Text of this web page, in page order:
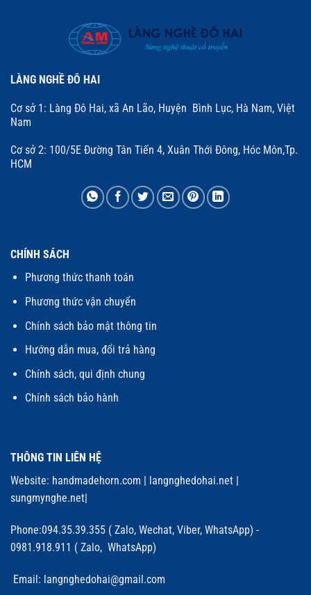
LÀNG NGHỀ ĐÔ HAI
Cơ sở 1: Làng Đô Hai, xã An Lão, Huyện Bình Lục, Hà Nam, Việt
Nam
Cơ sở 2: 100/5E Đường Tân Tiến 4, Xuân Thới Đông, Hóc Môn,Tp.
HCM
CHÍNH SÁCH
Phương thức thanh toán
Phương thức vận chuyển
Chính sách bảo mật thông tin
Hướng dẫn mua, đổi trả hàng
Chính sách, qui định chung
Chính sách bảo hành
THÔNG TIN LIÊN HỆ
Website: handmadehorn.com | langnghedohai.net |
sungmynghe.net|
Phone:094.35.39.355 ( Zalo, Wechat, Viber, WhatsApp) -
0981.918.911 ( Zalo, WhatsApp)
Email: langnghedohai@gmail.com